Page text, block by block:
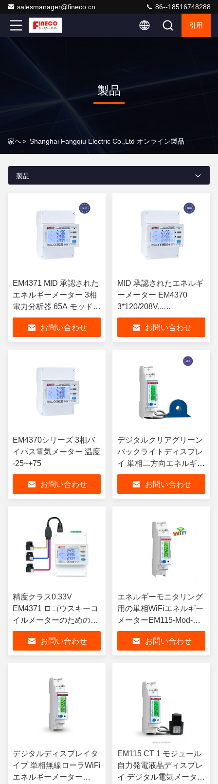
salesmanager@fineco.cn 86--18516748288
引用
製品
家へ> Shanghai Fangqiu Electric Co.,ltd オンライン製品
製品
EM4371 MID 承認された
エネルギーメーター 3相
電力分析器 65A モッドバ
ス インテリジェント
KWHメーターお問い合わせ
MID 承認されたエネルギ
ーメーター EM4370
3*120/208V...
3*240/415V 5 ((65)A 3相
電源分析機お問い合わせ
EM4370シリーズ 3相バ
イパス電気メーター 温度
-25~+75
お問い合わせ
デジタルクリアグリーン
バックライトディスプレ
イ 単相二方向エネルギー
メーター
お問い合わせ
精度クラス0.33V
EM4371 ロゴウスキーコ
イルメーターのための3
相デジタルエネルギーメ
ーター
お問い合わせ
エネルギーモニタリング
用の単相WiFiエネルギー
メーターEM115-Mod-WL
DC 230V 45A
お問い合わせ
デジタルディスプレイタ
イプ 単相無線ローラWiFi
エネルギーメーター
EM115 CT 1 モジュール
自力発電液晶ディスプレ
イ デジタル電気メーター